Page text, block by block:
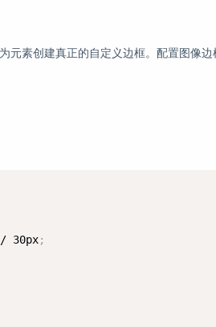
素创建真正的自定义边框。配置图像边
30px;